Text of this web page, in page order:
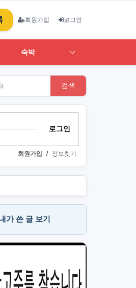
회원가입 로그인
숙박
검색
회원가입 / 정보찾기
가 쓴 글 보기